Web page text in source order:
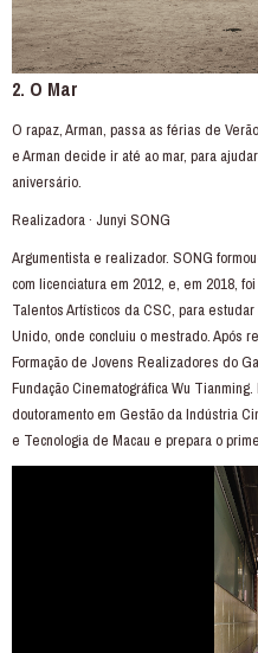
2. O Mar
O rapaz, Arman, passa as férias de
e Arman decide ir até ao mar, para
aniversário.
Realizadora · Junyi SONG
Argumentista e realizador. SONG
com licenciatura em 2012, e, em 2018,
Talentos Artísticos da CSC, para
Unido, onde concluiu o mestrado. Após
Formação de Jovens Realizadores do
Fundação Cinematográfica Wu
doutoramento em Gestão da Indústria
e Tecnologia de Macau e prepara o